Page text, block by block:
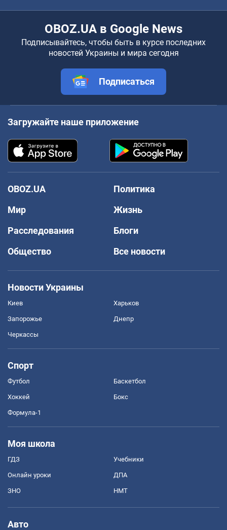
OBOZ.UA в Google News
Подписывайтесь, чтобы быть в курсе последних
новостей Украины и мира сегодня
Подписаться
Загружайте наше приложение
OBOZ.UA
Политика
Мир
Жизнь
Расследования
Блоги
Общество
Все новости
Новости Украины
Киев Харьков
Запорожье Днепр
Черкассы
Спорт
Футбол Баскетбол
Хоккей Бокс
Формула-1
Моя школа
ГДЗ Учебники
Онлайн уроки ДПА
ЗНО НМТ
Авто